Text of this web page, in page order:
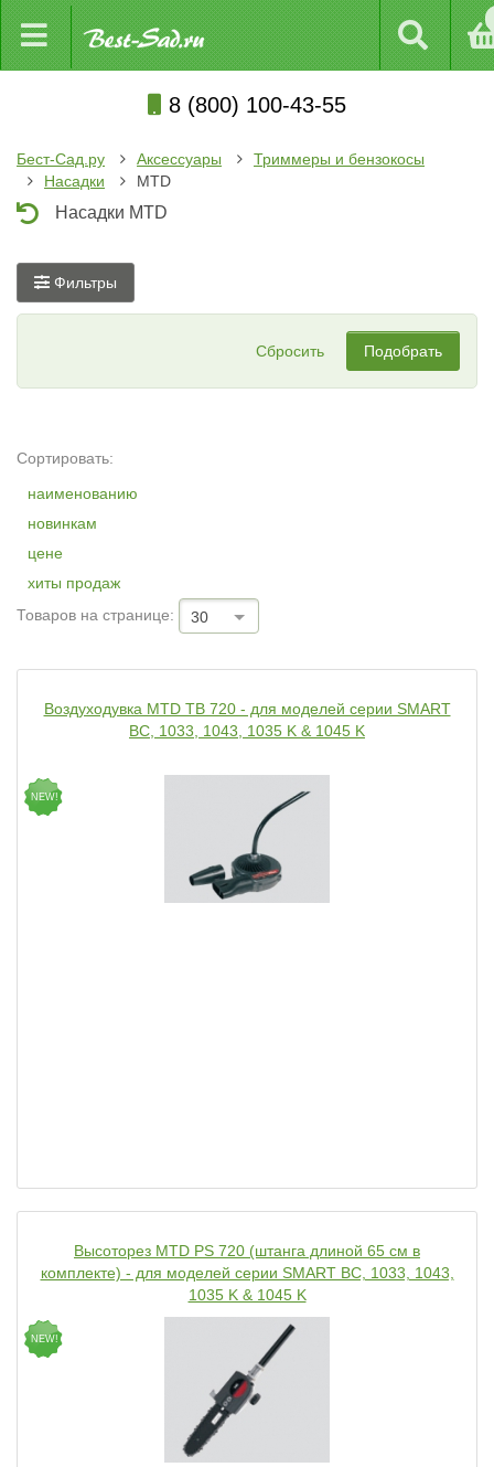
8 (800) 100-43-55
Бест-Сад.ру Аксессуары
Триммеры и бензокосы
Насадки
MTD
Насадки MTD
Фильтры
Сбросить Подобрать
Сортировать:
наименованию
новинкам
цене
хиты продаж
Товаров на странице:
30
Воздуходувка MTD TB 720 - для моделей серии SMART
BC, 1033, 1043, 1035 K & 1045 K
NEW!
Высоторез MTD PS 720 (штанга длиной 65 см в
комплекте) - для моделей серии SMART BC, 1033, 1043,
1035 K & 1045 K
NEW!